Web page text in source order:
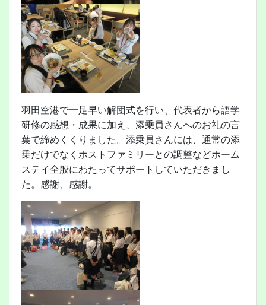
羽田空港で一足早い解団式を行い、代表者から語学
研修の感想・成果に加え、添乗員さんへのお礼の言
葉で締めくくりました。添乗員さんには、通常の添
乗だけでなくホストファミリーとの調整などホーム
ステイ全般にわたってサポートしていただきまし
た。感謝、感謝。